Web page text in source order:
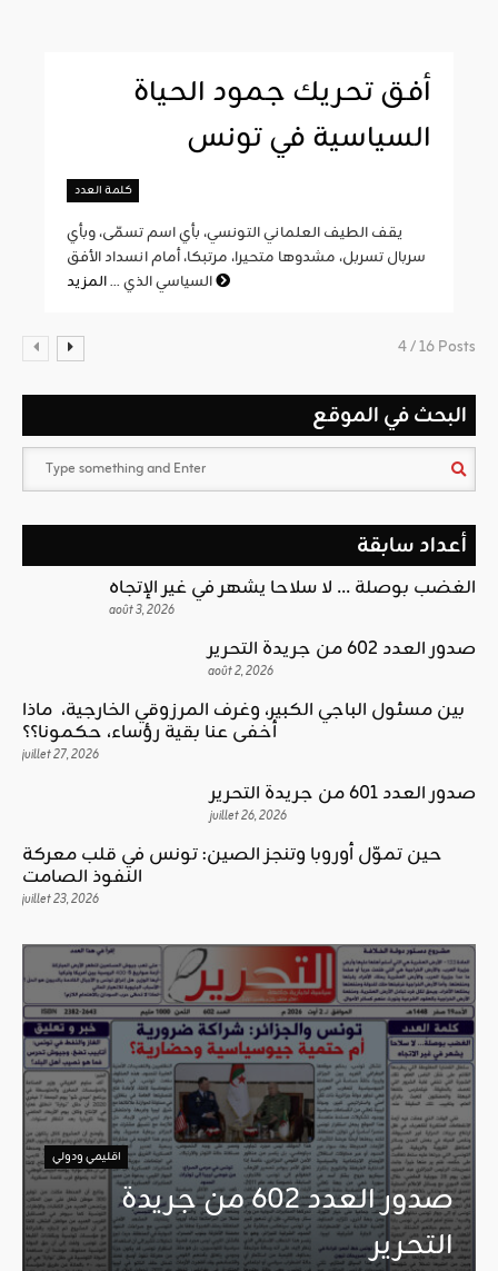
أفق تحريك جمود الحياة
السياسية في تونس
كلمة العدد
يقف الطيف العلماني التونسي، بأي اسم تسمّى، وبأي
سربال تسربل، مشدوها متحيرا، مرتبكا، أمام انسداد الأفق
السياسي الذي ...
4 / 16 Posts
البحث في الموقع
أعداد سابقة
الغضب بوصلة … لا سلاحا يشهر في غير الإتجاه
août 3, 2026
صدور العدد 602 من جريدة التحرير
août 2, 2026
بين مسئول الباجي الكبير، وغرف المرزوقي الخارجية، ماذا
أخفى عنا بقية رؤساء، حكمونا؟؟
juillet 27, 2026
صدور العدد 601 من جريدة التحرير
juillet 26, 2026
حين تموّل أوروبا وتنجز الصين: تونس في قلب معركة
النفوذ الصامت
juillet 23, 2026
اقليمي ودولي
صدور العدد 602 من جريدة
التحرير